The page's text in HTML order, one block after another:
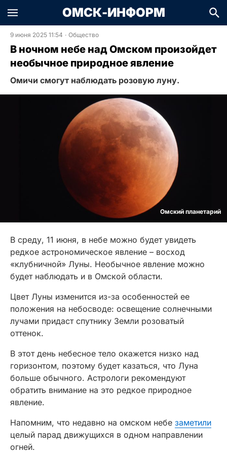
ОМСК-ИНФОРМ
9 июня 2025 11:54 · Общество
В ночном небе над Омском произойдет
необычное природное явление
Омичи смогут наблюдать розовую луну.
Омский планетарий
В среду, 11 июня, в небе можно будет увидеть
редкое астрономическое явление – восход
«клубничной» Луны. Необычное явление можно
будет наблюдать и в Омской области.
Цвет Луны изменится из-за особенностей ее
положения на небосводе: освещение солнечными
лучами придаст спутнику Земли розоватый
оттенок.
В этот день небесное тело окажется низко над
горизонтом, поэтому будет казаться, что Луна
больше обычного. Астрологи рекомендуют
обратить внимание на это редкое природное
явление.
Напомним, что недавно на омском небе заметили
целый парад движущихся в одном направлении
огней.